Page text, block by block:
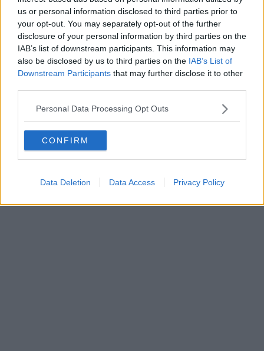
us or personal information disclosed to third parties prior to
your opt-out. You may separately opt-out of the further
disclosure of your personal information by third parties on the
IAB’s list of downstream participants. This information may
also be disclosed by us to third parties on the IAB’s List of
Downstream Participants that may further disclose it to other
Personal Data Processing Opt Outs
CONFIRM
Data Deletion Data Access Privacy Policy
l'onore e l'orgoglio di trovarsi al cospetto del Presidente della
Repubblica ma, e sopratutto, perché le parole di Mattarella mi
hanno ricordato di quanto felice sia stata la scelta di dedicare
buona parte della mia vita allo Sport", ha commentato sui social
Giuliani.